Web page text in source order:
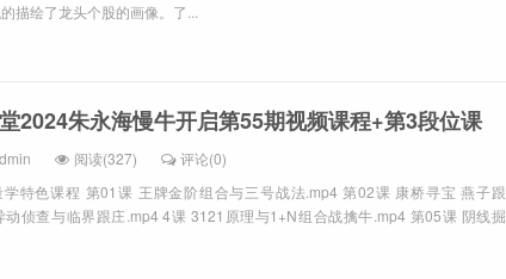
描绘了龙头个股的画像。了...
2024朱永海慢牛开启第55期视频课程+第3段位课
阅读(327)
评论(0)
特色课程 第01课 王牌金阶组合与三号战法.mp4 第02课 康桥寻宝 燕子跟
动侦查与临界跟庄.mp4 4课 3121原理与1+N组合战擒牛.mp4 第05课 阴线掘